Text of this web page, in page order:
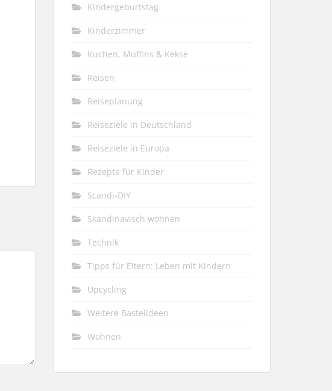
Kindergeburtstag
Kinderzimmer
Kuchen, Muffins & Kekse
Reisen
Reiseplanung
Reiseziele in Deutschland
Reiseziele in Europa
Rezepte für Kinder
Scandi-DIY
Skandinavisch wohnen
Technik
Tipps für Eltern: Leben mit Kindern
Upcycling
Weitere Bastelideen
Wohnen